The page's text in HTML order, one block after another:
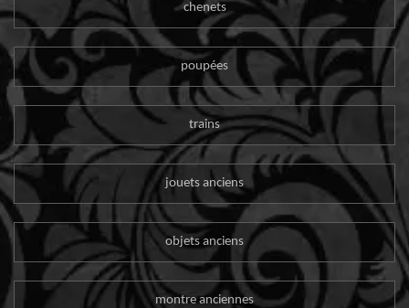
chenets
poupées
trains
jouets anciens
objets anciens
montre anciennes